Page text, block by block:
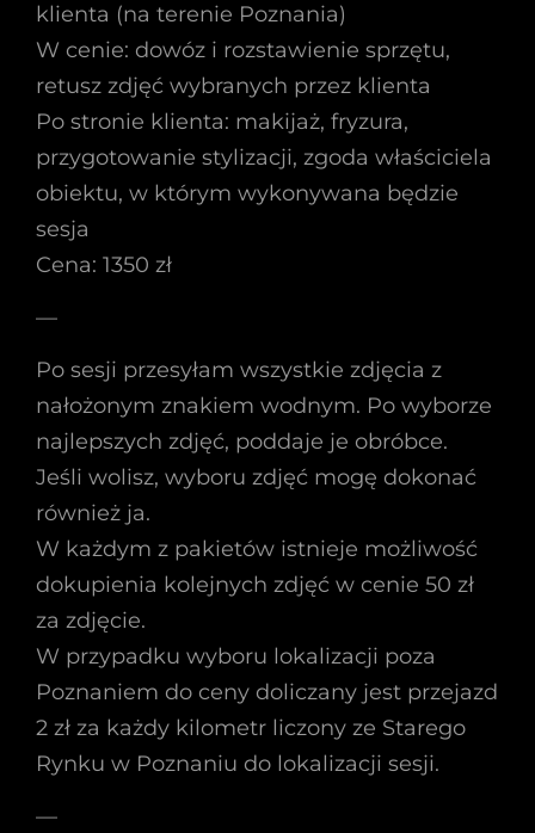
klienta (na terenie Poznania)
W cenie: dowóz i rozstawienie sprzętu,
retusz zdjęć wybranych przez klienta
Po stronie klienta: makijaż, fryzura,
przygotowanie stylizacji, zgoda właściciela
obiektu, w którym wykonywana będzie
sesja
Cena: 1350 zł
—
Po sesji przesyłam wszystkie zdjęcia z
nałożonym znakiem wodnym. Po wyborze
najlepszych zdjęć, poddaje je obróbce.
Jeśli wolisz, wyboru zdjęć mogę dokonać
również ja.
W każdym z pakietów istnieje możliwość
dokupienia kolejnych zdjęć w cenie 50 zł
za zdjęcie.
W przypadku wyboru lokalizacji poza
Poznaniem do ceny doliczany jest przejazd
2 zł za każdy kilometr liczony ze Starego
Rynku w Poznaniu do lokalizacji sesji.
—